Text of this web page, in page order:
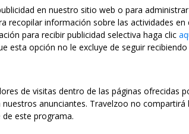
en nuestro sitio web o para
recopilar información sobre las actividades
para recibir publicidad selectiva haga clic
esta opción no le excluye de seguir
de visitas dentro de las páginas ofrecidas
anunciantes. Travelzoo no
este programa.